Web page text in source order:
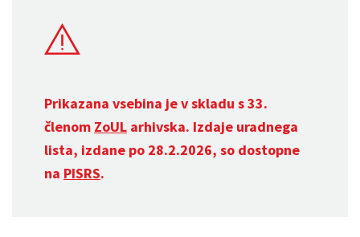
Prikazana vsebina je v skladu s 33.
členom ZoUL arhivska. Izdaje uradnega
lista, izdane po 28.2.2026, so dostopne
na PISRS.